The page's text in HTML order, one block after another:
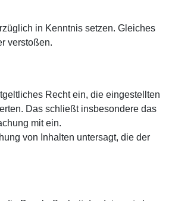
in Kenntnis setzen. Gleiches
verstoßen.
Recht ein, die eingestellten
Das schließt insbesondere das
mit ein.
von Inhalten untersagt, die der